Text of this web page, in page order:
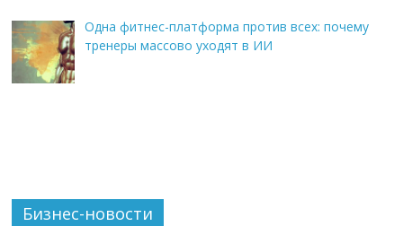
Одна фитнес-платформа против всех: почему
тренеры массово уходят в ИИ
Бизнес-новости